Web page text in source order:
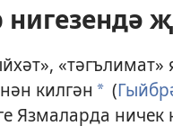
нигезендә
килгән a (
Язмаларда ничек